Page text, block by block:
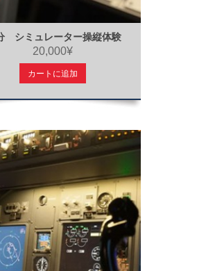
シミュレーター操縦体験
20,000¥
カートに追加